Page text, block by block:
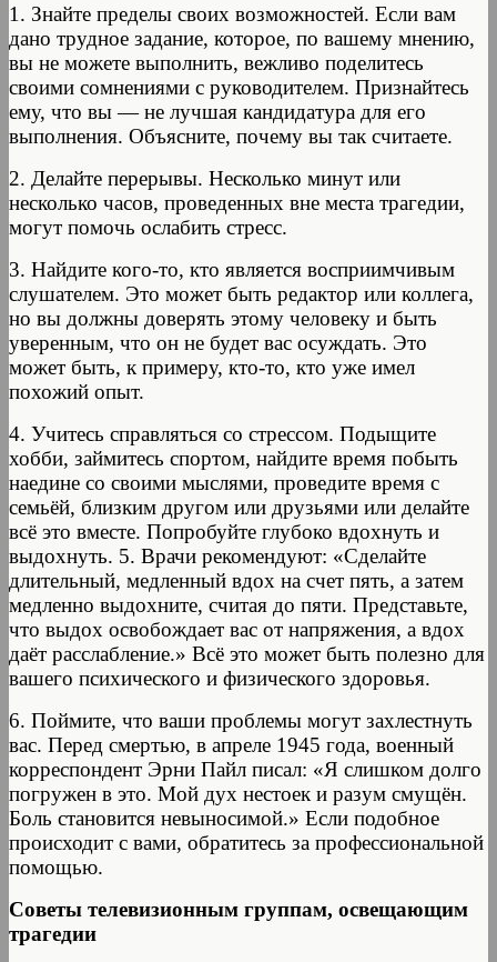
1. Знайте пределы своих возможностей. Если вам
дано трудное задание, которое, по вашему мнению,
вы не можете выполнить, вежливо поделитесь
своими сомнениями с руководителем. Признайтесь
ему, что вы — не лучшая кандидатура для его
выполнения. Объясните, почему вы так считаете.
2. Делайте перерывы. Несколько минут или
несколько часов, проведенных вне места трагедии,
могут помочь ослабить стресс.
3. Найдите кого-то, кто является восприимчивым
слушателем. Это может быть редактор или коллега,
но вы должны доверять этому человеку и быть
уверенным, что он не будет вас осуждать. Это
может быть, к примеру, кто-то, кто уже имел
похожий опыт.
4. Учитесь справляться со стрессом. Подыщите
хобби, займитесь спортом, найдите время побыть
наедине со своими мыслями, проведите время с
семьёй, близким другом или друзьями или делайте
всё это вместе. Попробуйте глубоко вдохнуть и
выдохнуть. 5. Врачи рекомендуют: «Сделайте
длительный, медленный вдох на счет пять, а затем
медленно выдохните, считая до пяти. Представьте,
что выдох освобождает вас от напряжения, а вдох
даёт расслабление.» Всё это может быть полезно для
вашего психического и физического здоровья.
6. Поймите, что ваши проблемы могут захлестнуть
вас. Перед смертью, в апреле 1945 года, военный
корреспондент Эрни Пайл писал: «Я слишком долго
погружен в это. Мой дух нестоек и разум смущён.
Боль становится невыносимой.» Если подобное
происходит с вами, обратитесь за профессиональной
помощью.
Советы телевизионным группам, освещающим
трагедии